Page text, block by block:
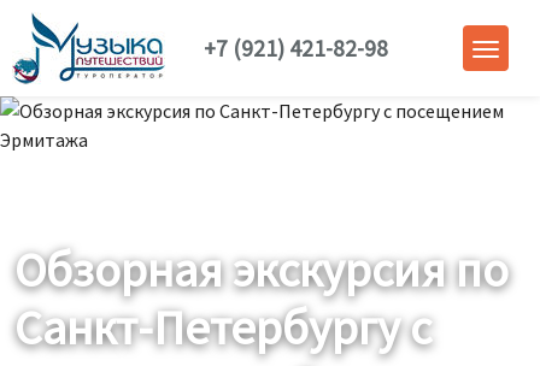
+7 (921) 421-82-98
Обзорная экскурсия по
Санкт-Петербургу с